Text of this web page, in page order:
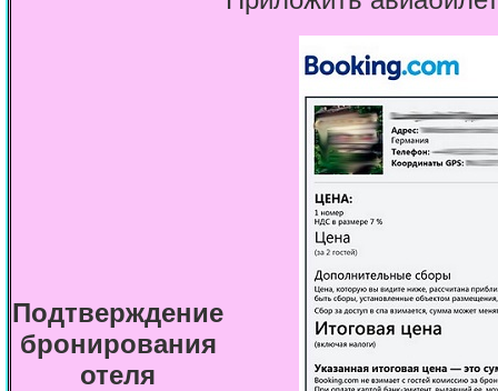
Подтверждение
бронирования
отеля